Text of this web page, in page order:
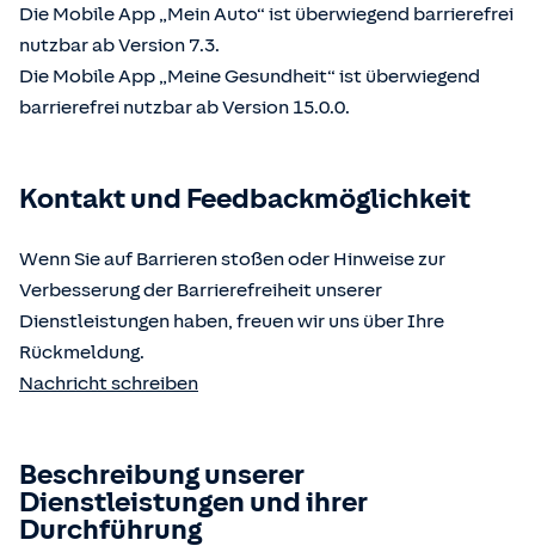
Die Mobile App „Mein Auto“ ist überwiegend barrierefrei
nutzbar ab Version 7.3.
Die Mobile App „Meine Gesundheit“ ist überwiegend
barrierefrei nutzbar ab Version 15.0.0.
Kontakt und Feedbackmöglichkeit
Wenn Sie auf Barrieren stoßen oder Hinweise zur
Verbesserung der Barrierefreiheit unserer
Dienstleistungen haben, freuen wir uns über Ihre
Rückmeldung.
Nachricht schreiben
Beschreibung unserer
Dienstleistungen und ihrer
Durchführung